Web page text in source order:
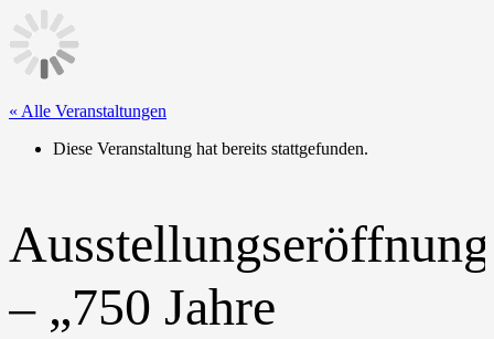
« Alle Veranstaltungen
Diese Veranstaltung hat bereits stattgefunden.
Ausstellungseröffnung
– „750 Jahre